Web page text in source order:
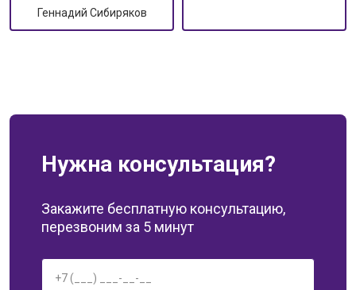
Геннадий Сибиряков
Нужна консультация?
Закажите бесплатную консультацию,
перезвоним за 5 минут